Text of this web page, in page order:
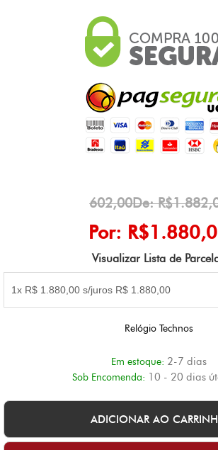
602,00De:
Por:
Visualizar Lista de
Relógio Technos
Em estoque: 2-7 dias
Sob Encomenda: 10 - 20 dias